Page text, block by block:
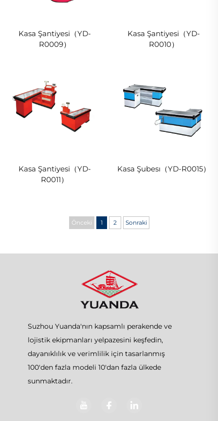
Kasa Şantiyesi（YD-
R0009）
Kasa Şantiyesi（YD-
R0010）
Kasa Şantiyesi（YD-
R0011）
Kasa Şubesı（YD-R0015）
Önceki 1 2 Sonraki
Suzhou Yuanda'nın kapsamlı perakende ve
lojistik ekipmanları yelpazesini keşfedin,
dayanıklılık ve verimlilik için tasarlanmış
100'den fazla modeli 10'dan fazla ülkede
sunmaktadır.